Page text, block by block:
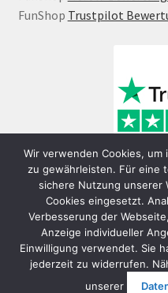
FunShop Trustpilot
© FunShop Wien -
Wir verwenden Cookies, um
zu gewährleisten. Für eine
sichere Nutzung unserer
Cookies eingesetzt.
Verbesserung der
Anzeige individueller
Einwilligung verwendet. Sie
jederzeit zu widerrufen.
unserer